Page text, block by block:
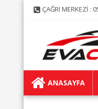
ÇAĞRI MERKEZİ :
ANASAYFA